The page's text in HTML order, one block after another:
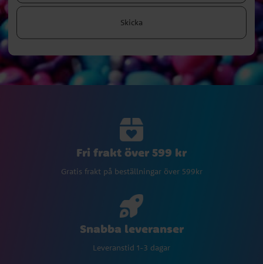
Skicka
Fri frakt över 599 kr
Gratis frakt på beställningar över 599kr
Snabba leveranser
Leveranstid 1-3 dagar